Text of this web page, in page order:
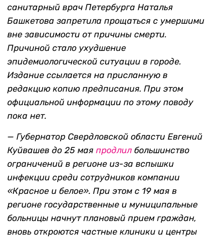
санитарный врач Петербурга Наталья
Башкетова запретила прощаться с умершими
вне зависимости от причины смерти.
Причиной стало ухудшение
эпидемиологической ситуации в городе.
Издание ссылается на присланную в
редакцию копию предписания. При этом
официальной информации по этому поводу
пока нет.
— Губернатор Свердловской области Евгений
Куйвашев до 25 мая продлил большинство
ограничений в регионе из-за вспышки
инфекции среди сотрудников компании
«Красное и белое». При этом с 19 мая в
регионе государственные и муниципальные
больницы начнут плановый прием граждан,
вновь откроются частные клиники и центры